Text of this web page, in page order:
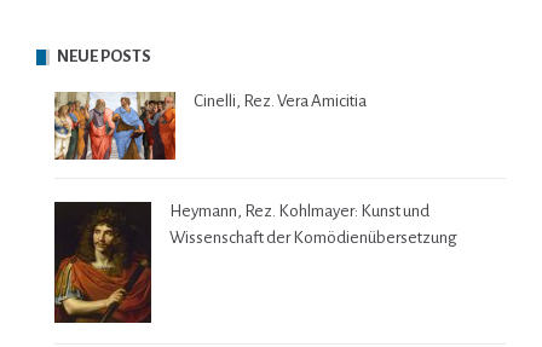
NEUE POSTS
Cinelli, Rez. Vera Amicitia
Heymann, Rez. Kohlmayer: Kunst und
Wissenschaft der Komödienübersetzung